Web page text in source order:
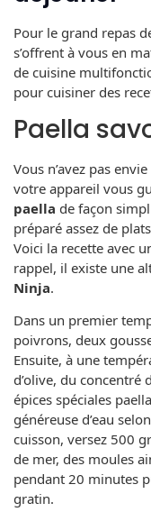
Pour le grand repas
s’offrent à vous en
de cuisine
pour cuisiner des
Paella
Vous n’avez pas
votre appareil vous
paella de façon
préparé assez de
Voici la recette avec
rappel, il existe une
Ninja.
Dans un premier
poivrons, deux
Ensuite, à une
d’olive, du concentré
épices spéciales
généreuse d’eau
cuisson, versez 500
de mer, des moules
pendant 20 minutes
gratin.